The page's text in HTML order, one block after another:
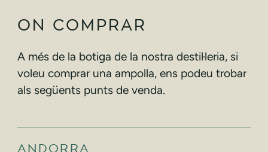
ON COMPRAR
A més de la botiga de la nostra destil·leria, si
voleu comprar una ampolla, ens podeu trobar
als següents punts de venda.
ANDORRA